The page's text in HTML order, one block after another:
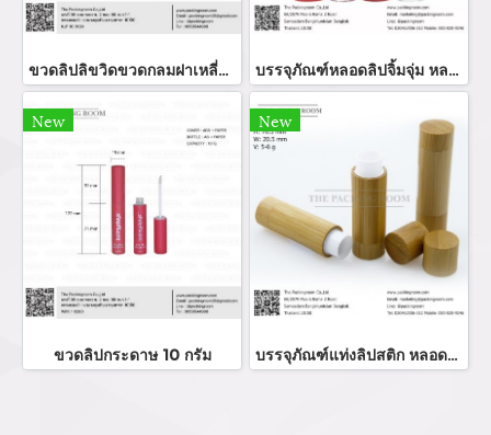
ขวดลิปลิขวิดขวดกลมฝาเหลี่ยม บรรจุภัณฑ์หลอดลิปจิ้มจุ่ม หลอดลิปกลอส bottle lip gloss/ lip bottle ขวดลิป บรรจุภัณฑ์ใส่ลิป จำหน่ายบรรจุภัณฑ์เครื่องสำอางรรจุภัณฑ์เครื่องสำอางทุกประเภท
New
ขวดลิปกระดาษ 10 กรัม
New
บรรจุภัณฑ์แท่งลิปสติก หลอดลิปแท่ง Lip stick package/ Lip tube สีแดงเงาฝาปิดแม่เหล็ก จำหน่ายบรรจุภัณฑ์เครื่องสำอางทุกประเภท